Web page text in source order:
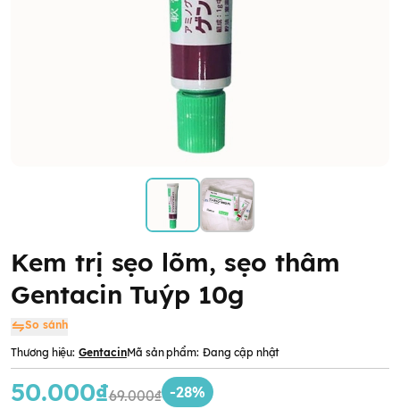
Kem trị sẹo lõm, sẹo thâm
Gentacin Tuýp 10g
So sánh
Thương hiệu: GentacinMã sản phẩm: Đang cập nhật
50.000₫69.000₫ -28%